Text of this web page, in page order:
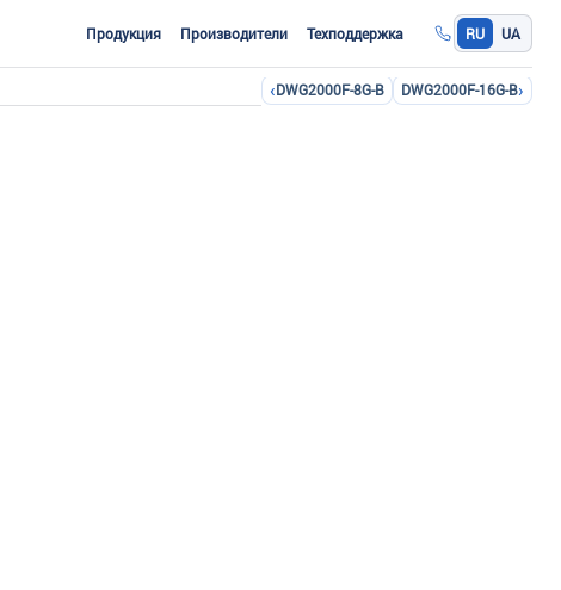
Продукция Производители Техподдержка RU UA
‹DWG2000F-8G-B DWG2000F-16G-B›